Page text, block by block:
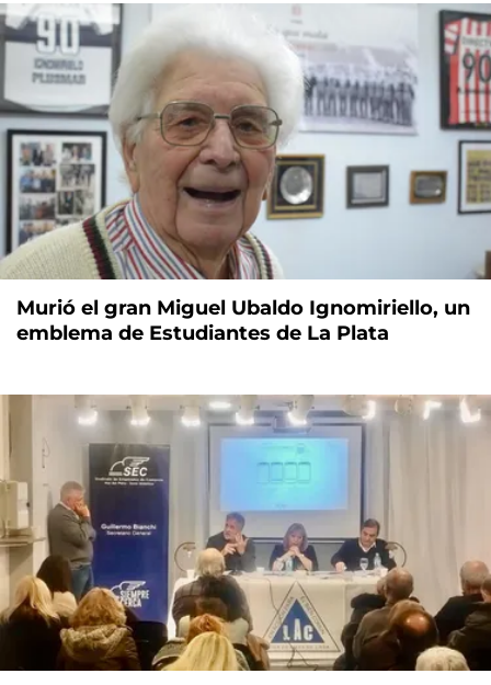
Murió el gran Miguel Ubaldo Ignomiriello, un
emblema de Estudiantes de La Plata